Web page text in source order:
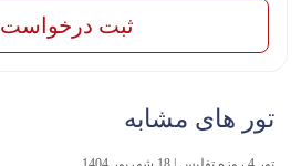
ثبت درخواست
تور های مشابه